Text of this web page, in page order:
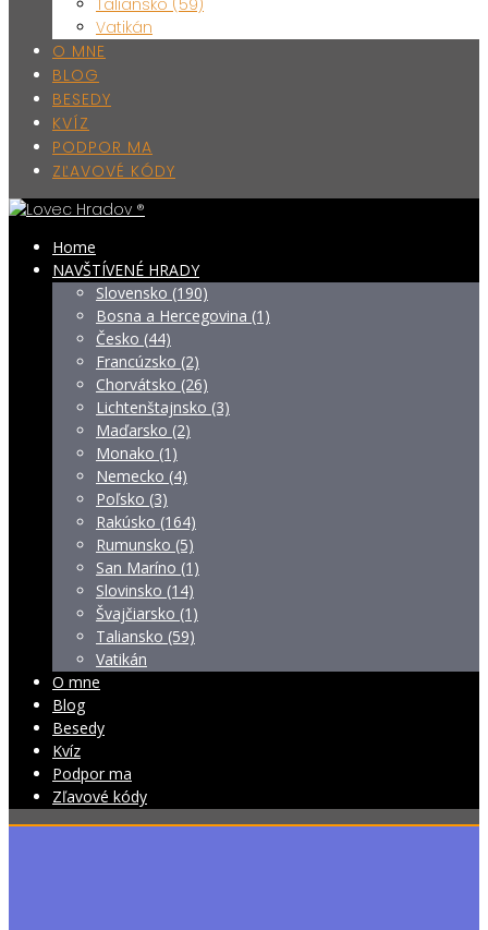
Taliansko (59)
Vatikán
O MNE
BLOG
BESEDY
KVÍZ
PODPOR MA
ZĽAVOVÉ KÓDY
Home
NAVŠTÍVENÉ HRADY
Slovensko (190)
Bosna a Hercegovina (1)
Česko (44)
Francúzsko (2)
Chorvátsko (26)
Lichtenštajnsko (3)
Maďarsko (2)
Monako (1)
Nemecko (4)
Poľsko (3)
Rakúsko (164)
Rumunsko (5)
San Maríno (1)
Slovinsko (14)
Švajčiarsko (1)
Taliansko (59)
Vatikán
O mne
Blog
Besedy
Kvíz
Podpor ma
Zľavové kódy